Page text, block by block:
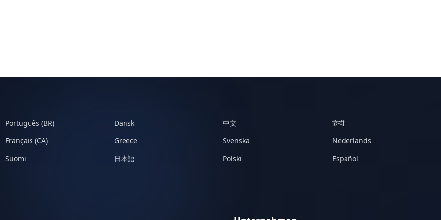
Português (BR) Dansk 中文
हिन्दी
Français (CA)
Greece Svenska
Nederlands
Suomi
日本語 Polski Español